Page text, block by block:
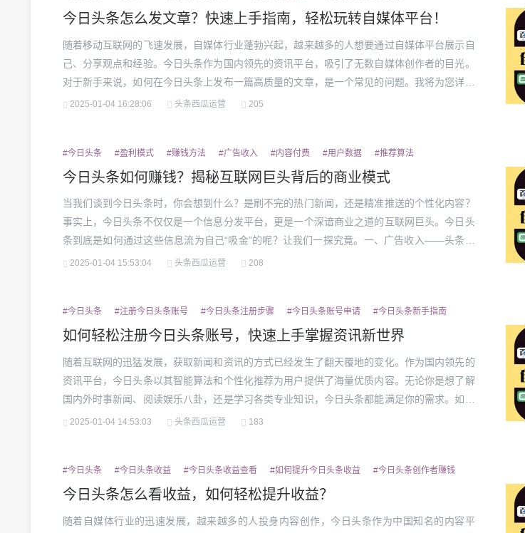
今日头条怎么发文章？快速上手指南，轻松玩转自媒体平台！
随着移动互联网的飞速发展，自媒体行业蓬勃兴起，越来越多的人想要通过自媒体平台展示自
己、分享观点和经验。今日头条作为国内领先的资讯平台，吸引了无数自媒体创作者的目光。
对于新手来说，如何在今日头条上发布一篇高质量的文章，是一个常见的问题。我将为您详细
讲解如何在今日头条上发文，并帮助您快速掌握这一技能。一、注册并登录头条号要在今日头
2025-01-04 16:28:06 头条西瓜运营 205
#今日头条 #盈利模式 #赚钱方法 #广告收入 #内容付费 #用户数据 #推荐算法
今日头条如何赚钱？揭秘互联网巨头背后的商业模式
当我们谈到今日头条时，你会想到什么？是刷不完的热门新闻，还是精准推送的个性化内容？
事实上，今日头条不仅仅是一个信息分发平台，更是一个深谙商业之道的互联网巨头。今日头
条到底是如何通过这些信息流为自己“吸金”的呢？让我们一探究竟。一、广告收入——头条的
主要“钱袋子”广告收入是今日头条最主要的赚钱方式。据统计，广告收入占到今日头条总收入
2025-01-04 15:53:04 头条西瓜运营 208
#今日头条 #注册今日头条账号 #今日头条注册步骤 #今日头条账号申请 #今日头条新手指南
如何轻松注册今日头条账号，快速上手掌握资讯新世界
随着互联网的迅猛发展，获取新闻和资讯的方式已经发生了翻天覆地的变化。作为国内领先的
资讯平台，今日头条以其智能算法和个性化推荐为用户提供了海量优质内容。无论你是想了解
国内外时事新闻、阅读娱乐八卦，还是学习各类专业知识，今日头条都能满足你的需求。如何
注册一个今日头条账号，享受这些优质服务呢？本文将为你详细讲解每一个步骤，帮助你快速
2025-01-04 14:53:03 头条西瓜运营 183
#今日头条 #今日头条收益 #今日头条收益查看 #如何提升今日头条收益 #今日头条创作者赚钱
今日头条怎么看收益，如何轻松提升收益？
随着自媒体行业的迅速发展，越来越多的人投身内容创作，今日头条作为中国知名的内容平